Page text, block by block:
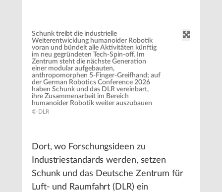
Schunk treibt die industrielle
Weiterentwicklung humanoider Robotik
voran und bündelt alle Aktivitäten künftig
im neu gegründeten Tech-Spin-off. Im
Zentrum steht die nächste Generation
einer modular aufgebauten,
anthropomorphen 5-Finger-Greifhand; auf
der German Robotics Conference 2026
haben Schunk und das DLR vereinbart,
ihre Zusammenarbeit im Bereich
humanoider Robotik weiter auszubauen
© DLR
Dort, wo Forschungsideen zu
Industriestandards werden, setzen
Schunk und das Deutsche Zentrum für
Luft- und Raumfahrt (DLR) ein